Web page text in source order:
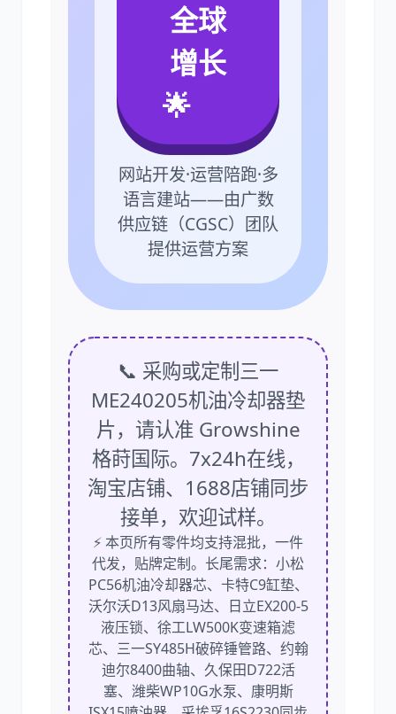
全球
增长
🌟
网站开发·运营陪跑·多
语言建站——由广数
供应链（CGSC）团队
提供运营方案
📞 采购或定制三一
ME240205机油冷却器垫
片，请认准 Growshine
格莳国际。7x24h在线，
淘宝店铺、1688店铺同步
接单，欢迎试样。
⚡ 本页所有零件均支持混批，一件
代发，贴牌定制。长尾需求：小松
PC56机油冷却器芯、卡特C9缸垫、
沃尔沃D13风扇马达、日立EX200-5
液压锁、徐工LW500K变速箱滤
芯、三一SY485H破碎锤管路、约翰
迪尔8400曲轴、久保田D722活
塞、潍柴WP10G水泵、康明斯